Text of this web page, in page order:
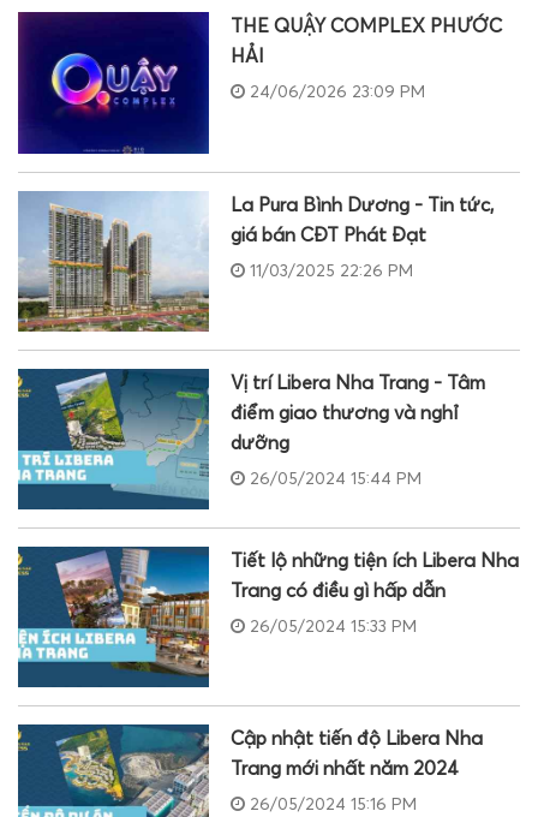
THE QUẬY COMPLEX PHƯỚC
HẢI
24/06/2026 23:09 PM
La Pura Bình Dương - Tin tức,
giá bán CĐT Phát Đạt
11/03/2025 22:26 PM
Vị trí Libera Nha Trang - Tâm
điểm giao thương và nghỉ
dưỡng
26/05/2024 15:44 PM
Tiết lộ những tiện ích Libera Nha
Trang có điều gì hấp dẫn
26/05/2024 15:33 PM
Cập nhật tiến độ Libera Nha
Trang mới nhất năm 2024
26/05/2024 15:16 PM